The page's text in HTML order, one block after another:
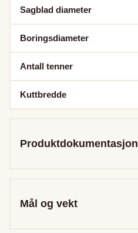
Sagblad diameter
Boringsdiameter
Antall tenner
Kuttbredde
Produktdokumentasjon
Mål og vekt